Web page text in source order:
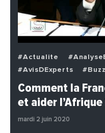
#Actualite
#AvisDExperts
#Politique
Comment la
et aider
mardi 2 juin 2020